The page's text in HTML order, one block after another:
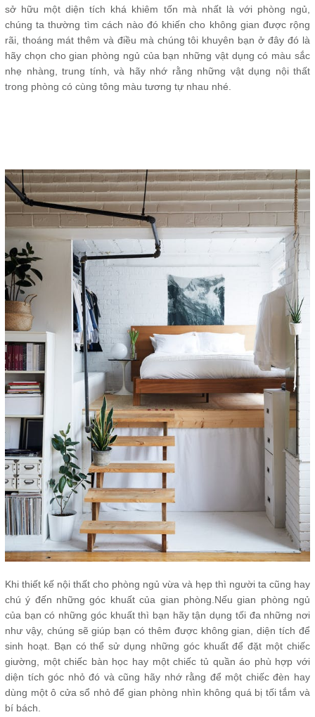
sở hữu một diện tích khá khiêm tốn mà nhất là với phòng ngủ,
chúng ta thường tìm cách nào đó khiến cho không gian được rộng
rãi, thoáng mát thêm và điều mà chúng tôi khuyên bạn ở đây đó là
hãy chọn cho gian phòng ngủ của bạn những vật dụng có màu sắc
nhẹ nhàng, trung tính, và hãy nhớ rằng những vật dụng nội thất
trong phòng có cùng tông màu tương tự nhau nhé.
Khi thiết kế nội thất cho phòng ngủ vừa và hẹp thì người ta cũng hay
chú ý đến những góc khuất của gian phòng.Nếu gian phòng ngủ
của bạn có những góc khuất thì bạn hãy tận dụng tối đa những nơi
như vậy, chúng sẽ giúp bạn có thêm được không gian, diện tích để
sinh hoạt. Bạn có thể sử dụng những góc khuất để đặt một chiếc
giường, một chiếc bàn học hay một chiếc tủ quần áo phù hợp với
diện tích góc nhỏ đó và cũng hãy nhớ rằng để một chiếc đèn hay
dùng một ô cửa sổ nhỏ để gian phòng nhìn không quá bị tối tắm và
bí bách.